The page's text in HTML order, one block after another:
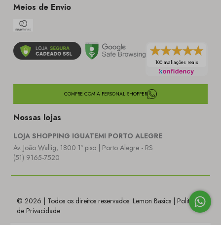
Meios de Envio
100 avaliações reais
COMPRE COM A PERSONAL SHOPPER
Nossas lojas
LOJA SHOPPING IGUATEMI PORTO ALEGRE
Av. João Wallig, 1800 1º piso | Porto Alegre - RS
(51) 9165-7520
© 2026 | Todos os direitos reservados. Lemon Basics | Politica
de Privacidade